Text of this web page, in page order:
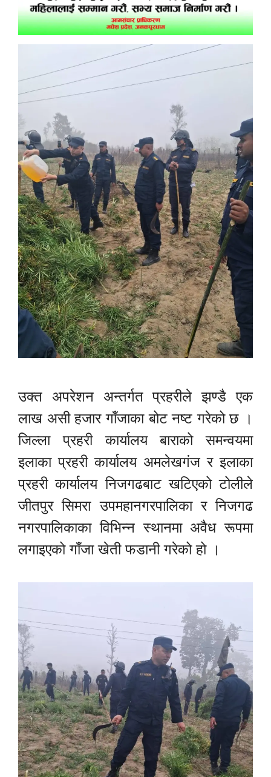
उक्त अपरेशन अन्तर्गत प्रहरीले झण्डै एक
लाख असी हजार गाँजाका बोट नष्ट गरेको छ ।
जिल्ला प्रहरी कार्यालय बाराको समन्वयमा
इलाका प्रहरी कार्यालय अमलेखगंज र इलाका
प्रहरी कार्यालय निजगढबाट खटिएको टोलीले
जीतपुर सिमरा उपमहानगरपालिका र निजगढ
नगरपालिकाका विभिन्न स्थानमा अवैध रूपमा
लगाइएको गाँजा खेती फडानी गरेको हो ।